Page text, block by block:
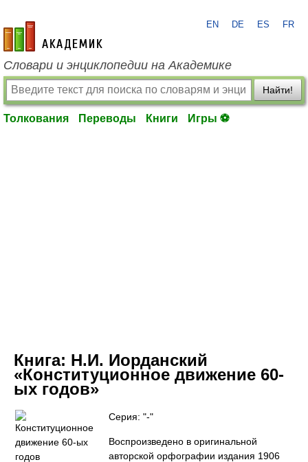
academic.ru
EN DE ES FR
Словари и энциклопедии на Академике
Найти!
Толкования Переводы Книги Игры ⚽
Книга: Н.И. Иорданский
«Конституционное движение 60-
ых годов»
Серия: "-"
Воспроизведено в оригинальной
авторской орфографии издания 1906